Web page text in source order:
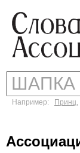
Например: Принц,